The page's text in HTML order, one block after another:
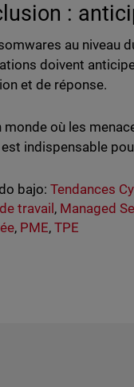
:
au niveau
doivent
et de réponse.
monde où les
indispensable
bajo: Tendances
travail , Managed
, PME,TPE